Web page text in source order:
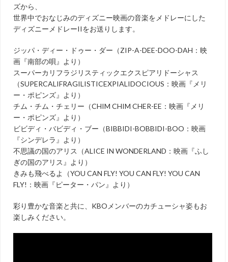
ズから、
世界中でおなじみのディズニー映画の音楽をメドレーにした
ディズニーメドレーIIをお送りします。
ジッパ・ディー・ドゥー・ダー（ZIP-A-DEE-DOO-DAH：映
画『南部の唄』より）
スーパーカリフラジリスティックエクスピアリドーシャス
（SUPERCALIFRAGILISTICEXPIALIDOCIOUS：映画『メリ
ー・ポピンズ』より）
チム・チム・チェリー（CHIM CHIM CHER-EE：映画『メリ
ー・ポピンズ』より）
ビビディ・バビディ・ブー（BIBBIDI-BOBBIDI-BOO：映画
『シンデレラ』より）
不思議の国のアリス（ALICE IN WONDERLAND：映画『ふし
ぎの国のアリス』より）
きみも飛べるよ（YOU CAN FLY! YOU CAN FLY! YOU CAN
FLY!：映画『ピーター・パン』より）
彩り豊かな音楽と共に、KBOメンバーのカチューシャ姿もお
楽しみください。